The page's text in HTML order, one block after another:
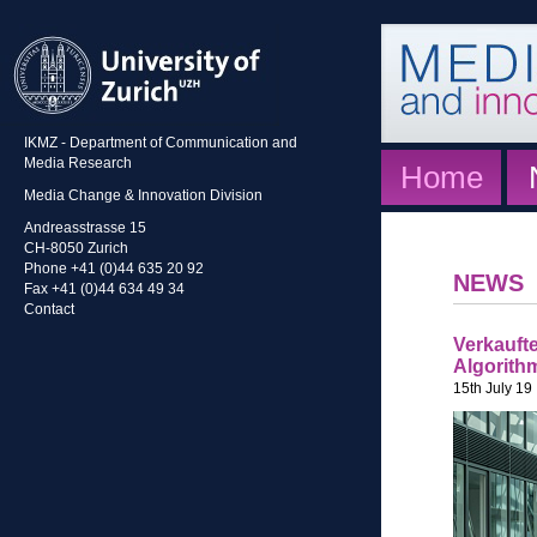
IKMZ - Department of Communication and
Media Research
Media Change & Innovation Division
Andreasstrasse 15
CH-8050 Zurich
Phone +41 (0)44 635 20 92
Fax +41 (0)44 634 49 34
Contact
Home
NEWS
15th July 19